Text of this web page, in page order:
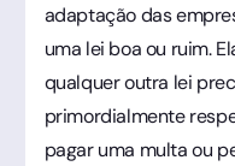
adaptação das
uma lei boa ou ruim.
qualquer outra lei
primordialmente
pagar uma multa ou